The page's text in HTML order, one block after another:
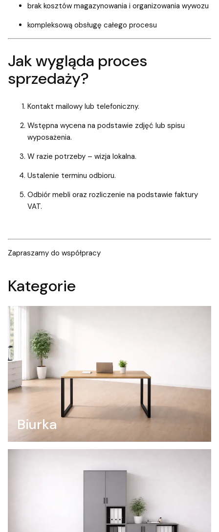
brak kosztów magazynowania i organizowania wywozu
kompleksową obsługę całego procesu
Jak wygląda proces
sprzedaży?
Kontakt mailowy lub telefoniczny.
Wstępna wycena na podstawie zdjęć lub spisu
wyposażenia.
W razie potrzeby – wizja lokalna.
Ustalenie terminu odbioru.
Odbiór mebli oraz rozliczenie na podstawie faktury
VAT.
Zapraszamy do współpracy
Kategorie
Biurka